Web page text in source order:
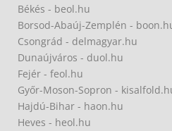
Békés - beol.hu
Borsod-Abaúj-Zemplén -
Csongrád - delmagyar.hu
Dunaújváros - duol.hu
Fejér - feol.hu
Győr-Moson-Sopron -
Hajdú-Bihar - haon.hu
Heves - heol.hu